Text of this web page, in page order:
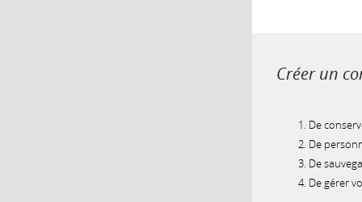
Créer un
De
De
De
De gérer